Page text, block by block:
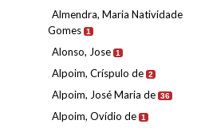
Almendra, Maria Natividade
Gomes 1
Alonso, Jose 1
Alpoim, Críspulo de 2
Alpoim, José Maria de 36
Alpoim, Ovídio de 1